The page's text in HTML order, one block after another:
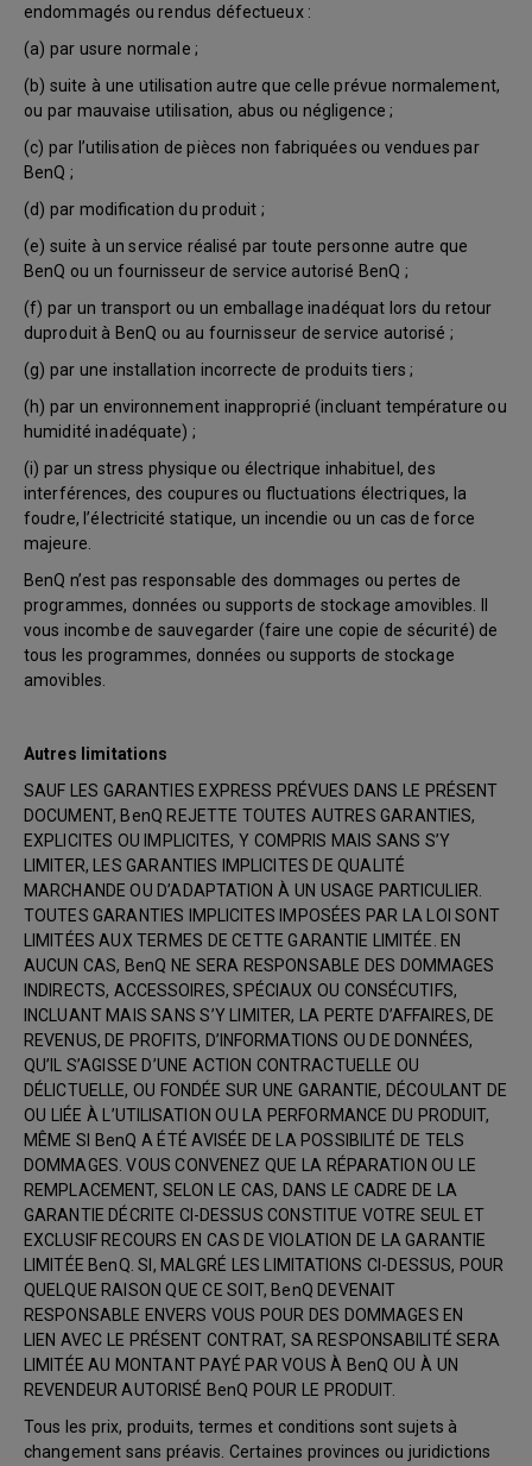
endommagés ou rendus défectueux :
(a) par usure normale ;
(b) suite à une utilisation autre que celle prévue normalement,
ou par mauvaise utilisation, abus ou négligence ;
(c) par l’utilisation de pièces non fabriquées ou vendues par
BenQ ;
(d) par modification du produit ;
(e) suite à un service réalisé par toute personne autre que
BenQ ou un fournisseur de service autorisé BenQ ;
(f) par un transport ou un emballage inadéquat lors du retour
duproduit à BenQ ou au fournisseur de service autorisé ;
(g) par une installation incorrecte de produits tiers ;
(h) par un environnement inapproprié (incluant température ou
humidité inadéquate) ;
(i) par un stress physique ou électrique inhabituel, des
interférences, des coupures ou fluctuations électriques, la
foudre, l’électricité statique, un incendie ou un cas de force
majeure.
BenQ n’est pas responsable des dommages ou pertes de
programmes, données ou supports de stockage amovibles. Il
vous incombe de sauvegarder (faire une copie de sécurité) de
tous les programmes, données ou supports de stockage
amovibles.
Autres limitations
SAUF LES GARANTIES EXPRESS PRÉVUES DANS LE PRÉSENT
DOCUMENT, BenQ REJETTE TOUTES AUTRES GARANTIES,
EXPLICITES OU IMPLICITES, Y COMPRIS MAIS SANS S’Y
LIMITER, LES GARANTIES IMPLICITES DE QUALITÉ
MARCHANDE OU D’ADAPTATION À UN USAGE PARTICULIER.
TOUTES GARANTIES IMPLICITES IMPOSÉES PAR LA LOI SONT
LIMITÉES AUX TERMES DE CETTE GARANTIE LIMITÉE. EN
AUCUN CAS, BenQ NE SERA RESPONSABLE DES DOMMAGES
INDIRECTS, ACCESSOIRES, SPÉCIAUX OU CONSÉCUTIFS,
INCLUANT MAIS SANS S’Y LIMITER, LA PERTE D’AFFAIRES, DE
REVENUS, DE PROFITS, D’INFORMATIONS OU DE DONNÉES,
QU’IL S’AGISSE D’UNE ACTION CONTRACTUELLE OU
DÉLICTUELLE, OU FONDÉE SUR UNE GARANTIE, DÉCOULANT DE
OU LIÉE À L’UTILISATION OU LA PERFORMANCE DU PRODUIT,
MÊME SI BenQ A ÉTÉ AVISÉE DE LA POSSIBILITÉ DE TELS
DOMMAGES. VOUS CONVENEZ QUE LA RÉPARATION OU LE
REMPLACEMENT, SELON LE CAS, DANS LE CADRE DE LA
GARANTIE DÉCRITE CI-DESSUS CONSTITUE VOTRE SEUL ET
EXCLUSIF RECOURS EN CAS DE VIOLATION DE LA GARANTIE
LIMITÉE BenQ. SI, MALGRÉ LES LIMITATIONS CI-DESSUS, POUR
QUELQUE RAISON QUE CE SOIT, BenQ DEVENAIT
RESPONSABLE ENVERS VOUS POUR DES DOMMAGES EN
LIEN AVEC LE PRÉSENT CONTRAT, SA RESPONSABILITÉ SERA
LIMITÉE AU MONTANT PAYÉ PAR VOUS À BenQ OU À UN
REVENDEUR AUTORISÉ BenQ POUR LE PRODUIT.
Tous les prix, produits, termes et conditions sont sujets à
changement sans préavis. Certaines provinces ou juridictions